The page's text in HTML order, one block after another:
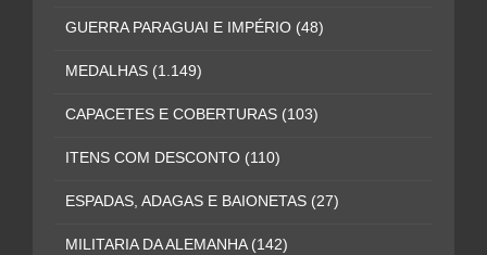
GUERRA PARAGUAI E IMPÉRIO (48)
MEDALHAS (1.149)
CAPACETES E COBERTURAS (103)
ITENS COM DESCONTO (110)
ESPADAS, ADAGAS E BAIONETAS (27)
MILITARIA DA ALEMANHA (142)